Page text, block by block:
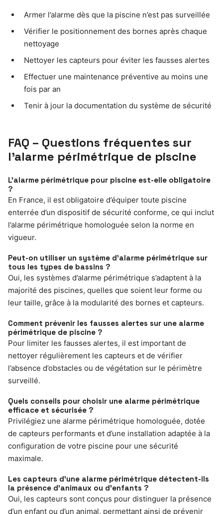
Armer l’alarme dès que la piscine n’est pas surveillée
Vérifier le positionnement des bornes après chaque
nettoyage
Nettoyer les capteurs pour éviter les fausses alertes
Effectuer une maintenance préventive au moins une
fois par an
Tenir à jour la documentation du système de sécurité
FAQ – Questions fréquentes sur
l’alarme périmétrique de piscine
L’alarme périmétrique pour piscine est-elle obligatoire
?
En France, il est obligatoire d’équiper toute piscine
enterrée d’un dispositif de sécurité conforme, ce qui inclut
l’alarme périmétrique homologuée selon la norme en
vigueur.
Peut-on utiliser un système d’alarme périmétrique sur
tous les types de bassins ?
Oui, les systèmes d’alarme périmétrique s’adaptent à la
majorité des piscines, quelles que soient leur forme ou
leur taille, grâce à la modularité des bornes et capteurs.
Comment prévenir les fausses alertes sur une alarme
périmétrique de piscine ?
Pour limiter les fausses alertes, il est important de
nettoyer régulièrement les capteurs et de vérifier
l’absence d’obstacles ou de végétation sur le périmètre
surveillé.
Quels conseils pour choisir une alarme périmétrique
efficace et sécurisée ?
Privilégiez une alarme périmétrique homologuée, dotée
de capteurs performants et d’une installation adaptée à la
configuration de votre piscine pour une sécurité
maximale.
Les capteurs d’une alarme périmétrique détectent-ils
la présence d’animaux ou d’enfants ?
Oui, les capteurs sont conçus pour distinguer la présence
d’un enfant ou d’un animal, permettant ainsi de prévenir